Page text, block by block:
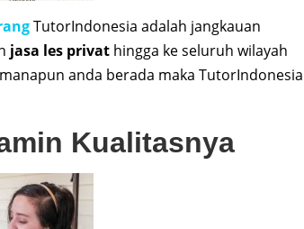
TutorIndonesia adalah jangkauan
jasa les privat hingga ke seluruh wilayah
anda berada maka TutorIndonesia
Kualitasnya